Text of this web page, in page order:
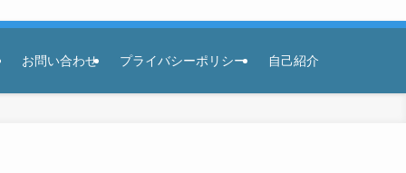
お問い合わせ プライバシーポリシー 自己紹介